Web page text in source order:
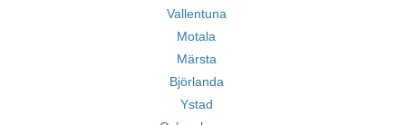
Vallentuna
Motala
Märsta
Björlanda
Ystad